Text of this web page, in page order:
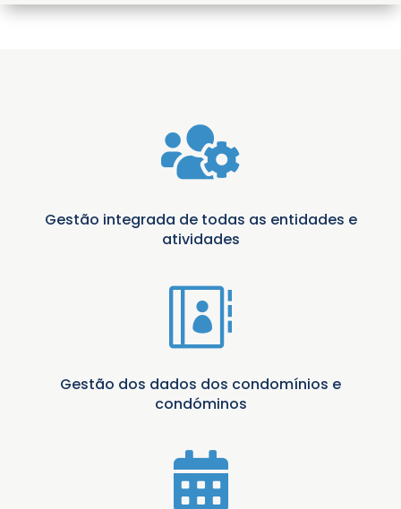

Gestão integrada de todas as entidades e
atividades

Gestão dos dados dos condomínios e
condóminos
